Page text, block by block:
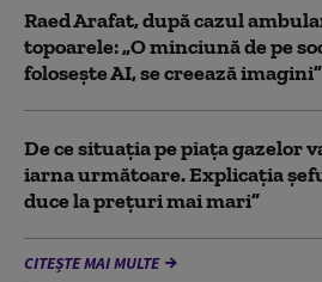
Raed Arafat, după cazul
topoarele: „O minciună de pe
folosește AI, se creează imagini”
De ce situaţia pe piaţa gazelor
iarna următoare. Explicația
duce la preţuri mai mari”
CITEȘTE MAI MULTE